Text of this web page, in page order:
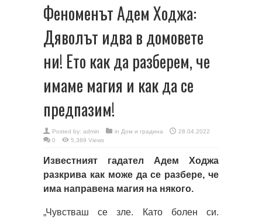
Феноменът Адем Ходжа:
Дяволът идва в домовете
ни! Ето как да разберем, че
имаме магия и как да се
предпазим!
Posted by: admin in Дом и градина
28.04.2022
0
5,389 Views
Известният гадател Адем Ходжа
разкрива как може да се разбере, че
има направена магия на някого.
„Чувстваш се зле. Като болен си.